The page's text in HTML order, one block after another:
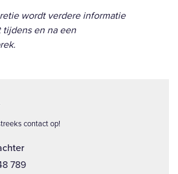
wordt verdere informatie
en na een
contact op!
789